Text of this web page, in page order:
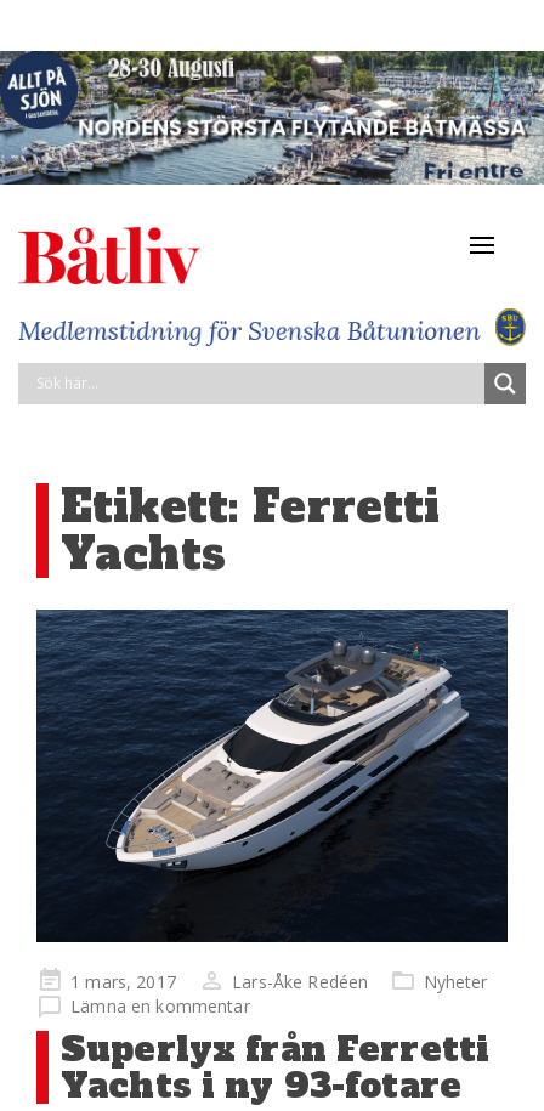
Etikett: Ferretti
Yachts
Publicerad
på
1 mars, 2017 Lars-Åke Redéen
Nyheter
Lämna en kommentar
Superlyx från Ferretti
Yachts i ny 93-fotare